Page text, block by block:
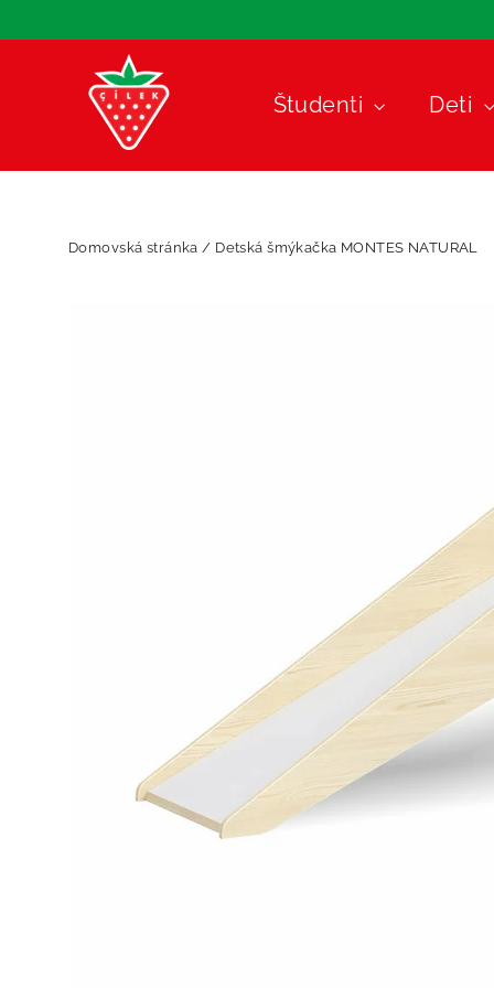
na
Študenti Deti
Domovská stránka / Detská šmýkačka MONTES NATURAL